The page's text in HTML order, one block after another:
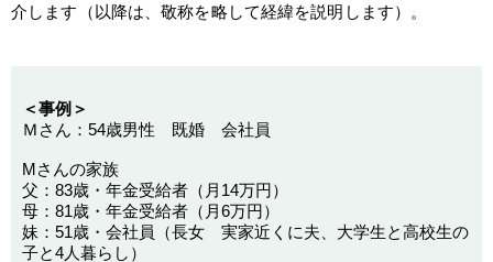
介します（以降は、敬称を略して経緯を説明します）。
＜事例＞
Ｍさん：54歳男性 既婚 会社員
Mさんの家族
父：83歳・年金受給者（月14万円）
母：81歳・年金受給者（月6万円）
妹：51歳・会社員（長女 実家近くに夫、大学生と高校生の
子と4人暮らし）